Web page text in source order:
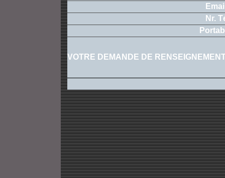
Nr.
VOTRE DEMANDE DE